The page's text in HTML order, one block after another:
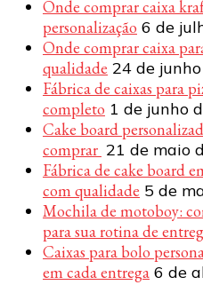
Onde comprar caixa
personalização 6 de
Onde comprar caixa
qualidade 24 de
Fábrica de caixas para
completo 1 de junho
Cake board
comprar 21 de maio
Fábrica de cake board
com qualidade 5 de
Mochila de motoboy:
para sua rotina de
Caixas para bolo
em cada entrega 6 de